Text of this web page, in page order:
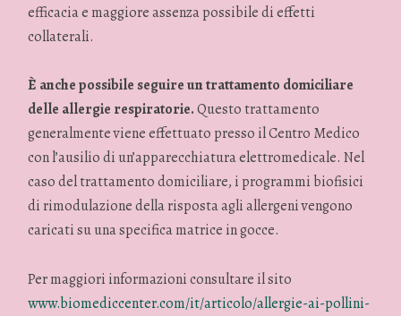
efficacia e maggiore assenza possibile di effetti
collaterali.
È anche possibile seguire un trattamento domiciliare
delle allergie respiratorie.Questo trattamento
generalmente viene effettuato presso il Centro Medico
con l’ausilio di un’apparecchiatura elettromedicale. Nel
caso del trattamento domiciliare, i programmi biofisici
di rimodulazione della risposta agli allergeni vengono
caricati su una specifica matrice in gocce.
Per maggiori informazioni consultare il sito
www.biomediccenter.com/it/articolo/allergie-ai-pollini-